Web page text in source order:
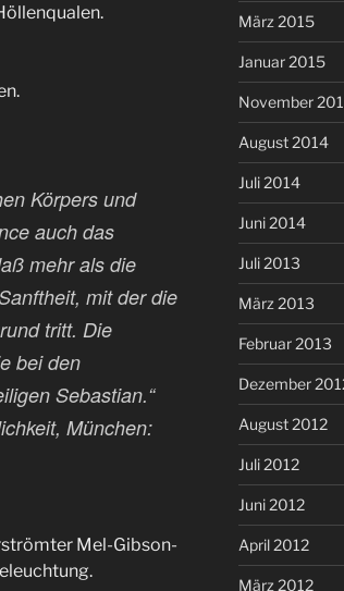
Körpers und
auch das
mehr als die
mit der die
tritt. Die
bei den
Sebastian.“
München:
Mel-Gibson-
März 2015
Januar 2015
November
August 2014
Juli 2014
Juni 2014
Juli 2013
März 2013
Februar 2013
Dezember
August 2012
Juli 2012
Juni 2012
April 2012
März 2012